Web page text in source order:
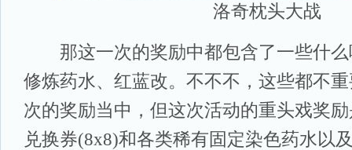
洛奇枕头大战
那这一次的奖励中都包含了一些什么
修炼药水、红蓝改。不不不，这些都不
次的奖励当中，但这次活动的重头戏奖
兑换券(8x8)和各类稀有固定染色药水以